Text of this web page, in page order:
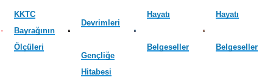
KKTC
Bayrağının
Ölçüleri
Devrimleri
Gençliğe
Hitabesi
Hayatı
Belgeseller
Hayatı
Belgeseller